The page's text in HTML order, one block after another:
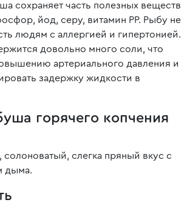
сохраняет часть полезных веществ
йод, серу, витамин РР. Рыбу не
людям с аллергией и гипертонией.
довольно много соли, что
артериального давления и
задержку жидкости в
горячего копчения
слегка пряный вкус с
дыма.